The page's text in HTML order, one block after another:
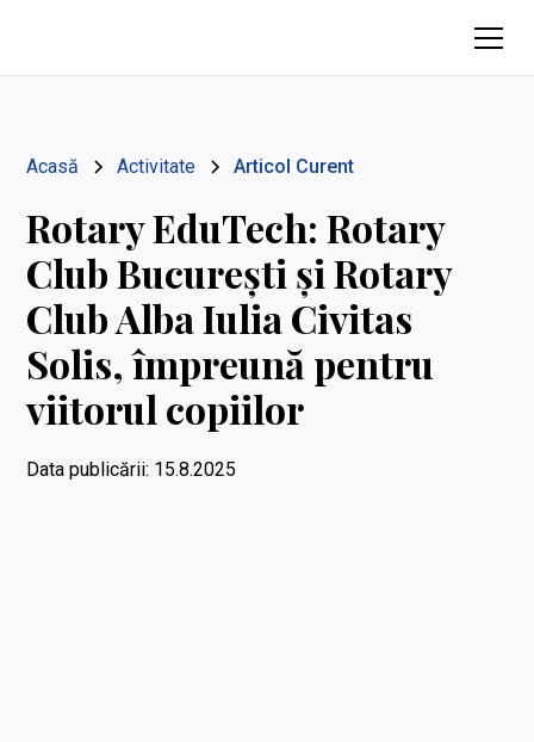
Acasă Activitate Articol Curent
Rotary EduTech: Rotary
Club București și Rotary
Club Alba Iulia Civitas
Solis, împreună pentru
viitorul copiilor
Data publicării: 15.8.2025